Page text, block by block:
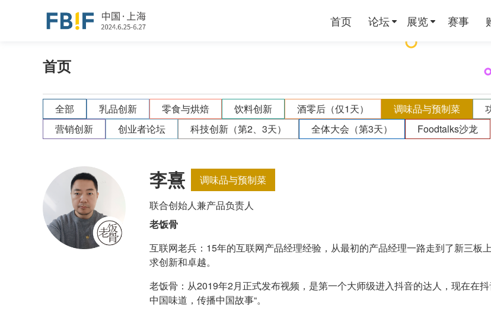
首页 论坛 展览 赛事
首页
全部 乳品创新 零食与烘焙 饮料创新 酒零后（仅1天） 调味品与预制菜
营销创新
创业者论坛 科技创新（第2、3天） 全体大会（第3天） Foodtalks沙龙
李熹
调味品与预制菜
联合创始人兼产品负责人
老饭骨
互联网老兵：15年的互联网产品经理经验，从最初的产品经理一路走到了新三
求创新和卓越。
老饭骨：从2019年2月正式发布视频，是第一个大师级进入抖音的达人，现在在
中国味道，传播中国故事“。